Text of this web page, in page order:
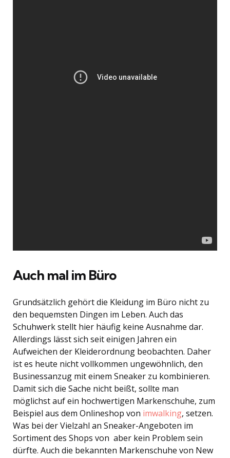
Auch mal im Büro
Grundsätzlich gehört die Kleidung im Büro nicht zu
den bequemsten Dingen im Leben. Auch das
Schuhwerk stellt hier häufig keine Ausnahme dar.
Allerdings lässt sich seit einigen Jahren ein
Aufweichen der Kleiderordnung beobachten. Daher
ist es heute nicht vollkommen ungewöhnlich, den
Businessanzug mit einem Sneaker zu kombinieren.
Damit sich die Sache nicht beißt, sollte man
möglichst auf ein hochwertigen Markenschuhe, zum
Beispiel aus dem Onlineshop von imwalking, setzen.
Was bei der Vielzahl an Sneaker-Angeboten im
Sortiment des Shops von aber kein Problem sein
dürfte. Auch die bekannten Markenschuhe von New